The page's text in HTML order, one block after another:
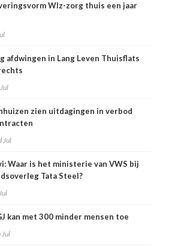
Wlz-zorg thuis een jaar
afdwingen in Lang Leven Thuisflats
zien uitdagingen in verbod
Jul
Waar is het ministerie van VWS bij
Tata Steel?
kan met 300 minder mensen toe
Jul